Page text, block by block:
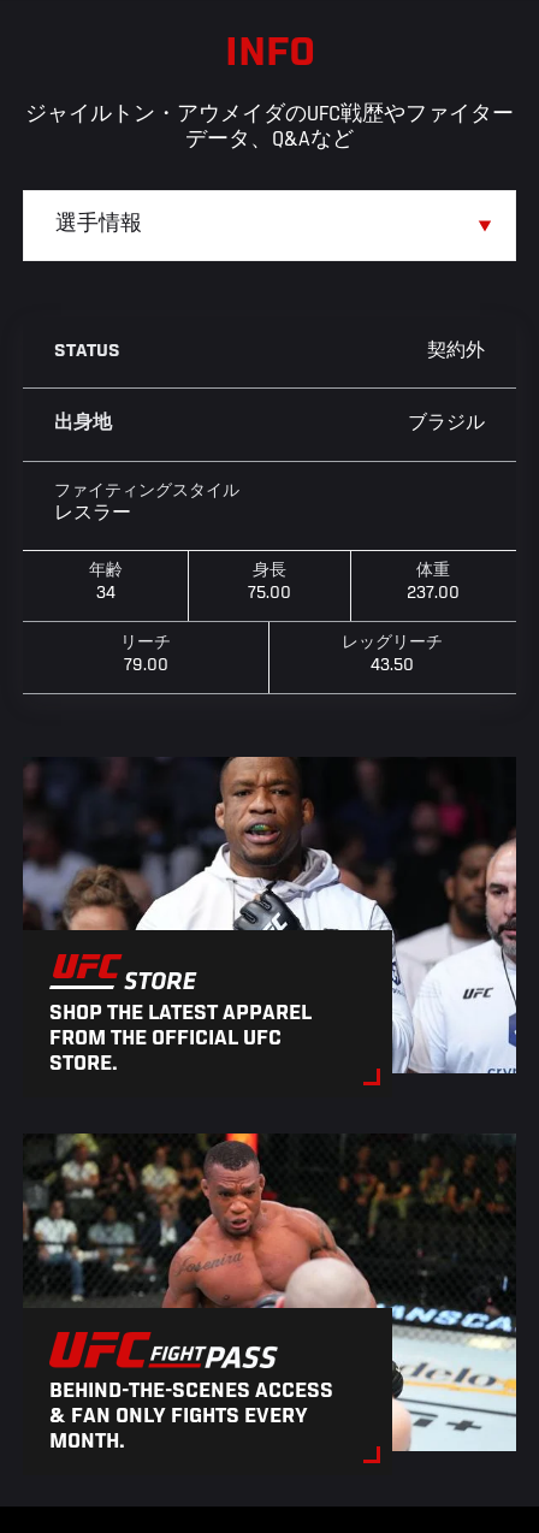
INFO
ジャイルトン・アウメイダのUFC戦歴やファイター
データ、Q&Aなど
STATUS 契約外
出身地 ブラジル
ファイティングスタイル
レスラー
年齢
34
身長
75.00
体重
237.00
リーチ
79.00
レッグリーチ
43.50
SHOP THE LATEST APPAREL
FROM THE OFFICIAL UFC
STORE.
BEHIND-THE-SCENES ACCESS
& FAN ONLY FIGHTS EVERY
MONTH.